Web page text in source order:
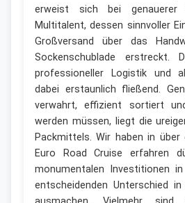
erweist sich bei
Multitalent, dessen sinnvoller
Großversand über das
Sockenschublade erstreckt.
professioneller Logistik und
dabei erstaunlich fließend.
verwahrt, effizient sortiert
werden müssen, liegt die
Packmittels. Wir haben in
Euro Road Cruise erfahren
monumentalen Investitionen
entscheidenden Unterschied